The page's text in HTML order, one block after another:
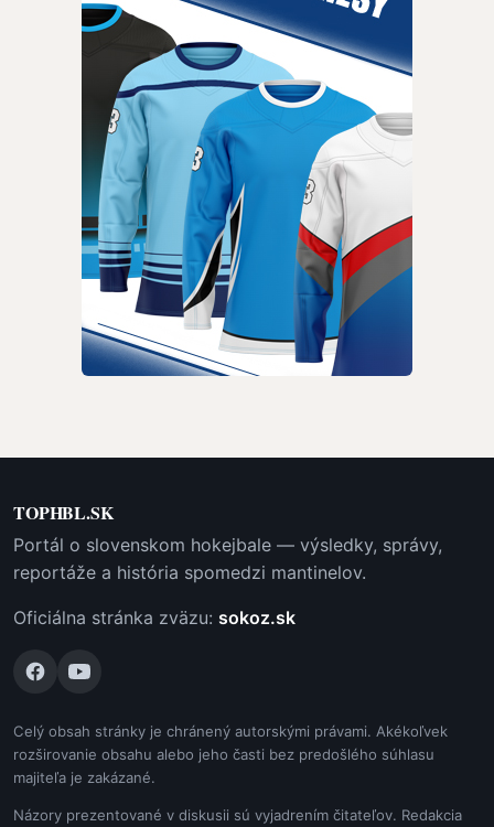
TOPHBL.SK
Portál o slovenskom hokejbale — výsledky, správy,
reportáže a história spomedzi mantinelov.
Oficiálna stránka zväzu: sokoz.sk
Celý obsah stránky je chránený autorskými právami. Akékoľvek
rozširovanie obsahu alebo jeho časti bez predošlého súhlasu
majiteľa je zakázané.
Názory prezentované v diskusii sú vyjadrením čitateľov. Redakcia